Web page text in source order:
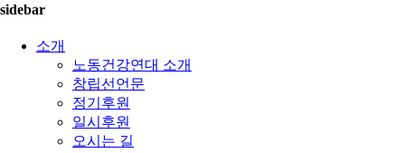
sidebar
소개
노동건강연대 소개
창립선언문
정기후원
일시후원
오시는 길